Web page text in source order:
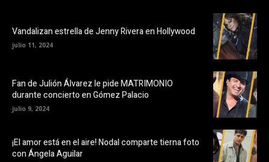
Vandalizan estrella de Jenny Rivera en Hollywood
julio 11, 2024
Fan de Julión Álvarez le pide MATRIMONIO
durante concierto en Gómez Palacio
julio 9, 2024
¡El amor está en el aire! Nodal comparte tierna foto
con Ángela Aguilar